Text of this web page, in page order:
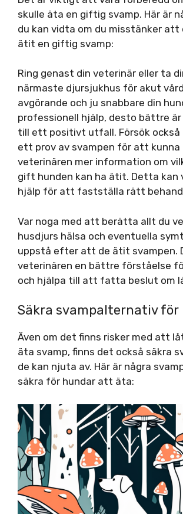
skulle äta en giftig svamp. Här är
du kan vidta om du misstänker att
ätit en giftig svamp:
Ring genast din veterinär eller ta
närmaste djursjukhus för akut
avgörande och ju snabbare din
professionell hjälp, desto bättre är
till ett positivt utfall. Försök också
ett prov av svampen för att kunna
veterinären mer information om
gift hunden kan ha ätit. Detta kan
hjälp för att fastställa rätt
Var noga med att berätta allt du
husdjurs hälsa och eventuella
uppstå efter att de ätit svampen.
veterinären en bättre förståelse
och hjälpa till att fatta beslut om
Säkra svampalternativ för
Även om det finns risker med att
äta svamp, finns det också säkra
de kan njuta av. Här är några
säkra för hundar att äta: